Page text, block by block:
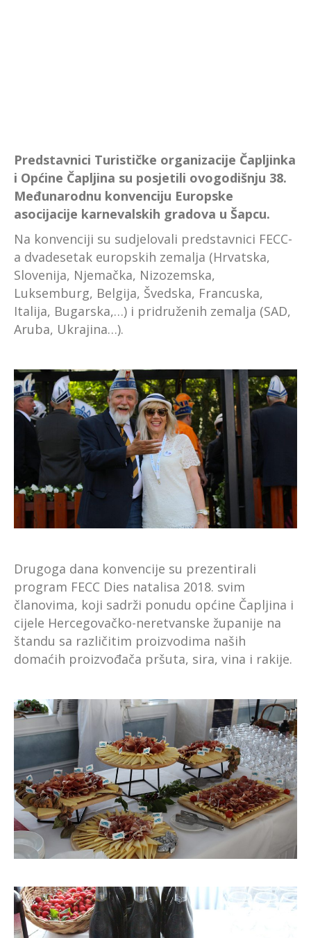
Predstavnici Turističke organizacije Čapljinka
i Općine Čapljina su posjetili ovogodišnju 38.
Međunarodnu konvenciju Europske
asocijacije karnevalskih gradova u Šapcu.
Na konvenciji su sudjelovali predstavnici FECC-
a dvadesetak europskih zemalja (Hrvatska,
Slovenija, Njemačka, Nizozemska,
Luksemburg, Belgija, Švedska, Francuska,
Italija, Bugarska,…) i pridruženih zemalja (SAD,
Aruba, Ukrajina…).
Drugoga dana konvencije su prezentirali
program FECC Dies natalisa 2018. svim
članovima, koji sadrži ponudu općine Čapljina i
cijele Hercegovačko-neretvanske županije na
štandu sa različitim proizvodima naših
domaćih proizvođača pršuta, sira, vina i rakije.